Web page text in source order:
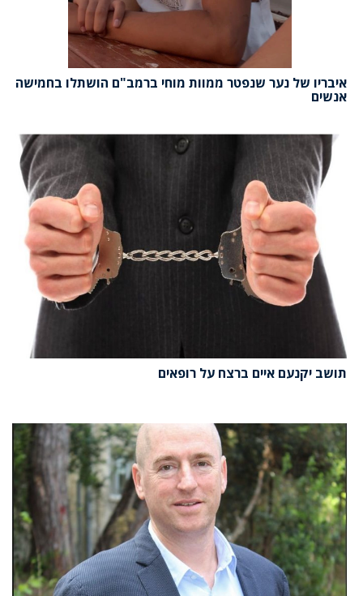
איבריו של נער שנפטר ממוות מוחי ברמב"ם הושתלו בחמישה
אנשים
תושב יקנעם איים ברצח על רופאים